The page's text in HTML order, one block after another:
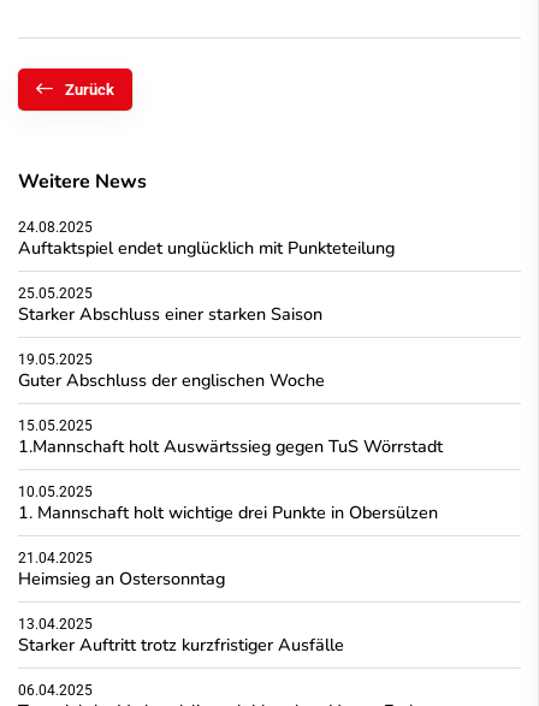
Zurück
Weitere News
24.08.2025
Auftaktspiel endet unglücklich mit Punkteteilung
25.05.2025
Starker Abschluss einer starken Saison
19.05.2025
Guter Abschluss der englischen Woche
15.05.2025
1.Mannschaft holt Auswärtssieg gegen TuS Wörrstadt
10.05.2025
1. Mannschaft holt wichtige drei Punkte in Obersülzen
21.04.2025
Heimsieg an Ostersonntag
13.04.2025
Starker Auftritt trotz kurzfristiger Ausfälle
06.04.2025